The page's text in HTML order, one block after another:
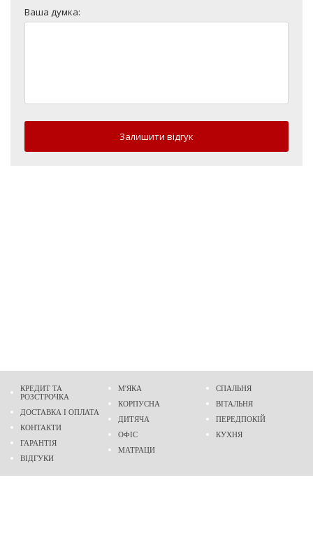
Ваша думка:
Залишити відгук
КРЕДИТ ТА
РОЗСТРОЧКА
ДОСТАВКА І ОПЛАТА
КОНТАКТИ
ГАРАНТІЯ
ВІДГУКИ
М'ЯКА
КОРПУСНА
ДИТЯЧА
ОФІС
МАТРАЦИ
СПАЛЬНЯ
ВІТАЛЬНЯ
ПЕРЕДПОКІЙ
КУХНЯ